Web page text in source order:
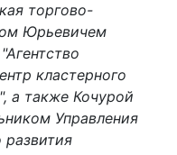
торгово-
Юрьевичем
кластерного
а также Кочурой
Управления